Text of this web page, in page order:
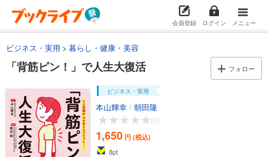
会員登録 ログイン メニュー
ビジネス・実用 暮らし・健康・美容
「背筋ピン！」で人生大復活 フォロー
ビジネス・実用
本山輝幸 / 朝田隆
-
(0)
1,650 円 (税込)
8pt